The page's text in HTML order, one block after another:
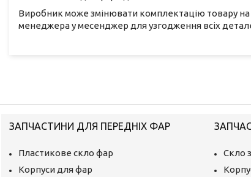
Виробник може змінювати комплектацію товару
менеджера у месенджер для узгодження всіх
ЗАПЧАСТИНИ ДЛЯ ПЕРЕДНІХ ФАР
Пластикове скло фар
Корпуси для фар
Скло